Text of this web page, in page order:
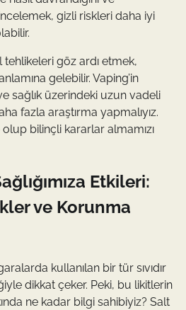
gizli riskleri daha iyi
göz ardı etmek,
gelebilir. Vaping’in
sağlık üzerindeki uzun vadeli
fazla araştırma yapmalıyız.
bilinçli kararlar almamızı
Etkileri:
ve Korunma
kullanılan bir tür sıvıdır
dikkat çeker. Peki, bu likitlerin
ne kadar bilgi sahibiyiz? Salt